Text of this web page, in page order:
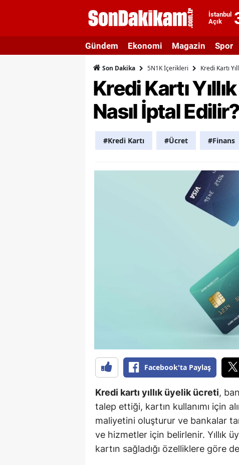
İstanbul
Açık
Ağrı
Artvin
Bingöl
Bitlis
Bolu
Çorum
Gündem Ekonomi Magazin Spor
Son Dakika 5N1K İçerikleri Kredi Kartı
Kredi Kartı
Nasıl İptal Edilir?
#Kredi Kartı #Ücret #Finans
Facebook'ta Paylaş
Kredi kartı yıllık üyelik ücreti,
talep ettiği, kartın kullanımı için
maliyetini oluşturur ve bankalar
ve hizmetler için belirlenir. Yıllık
kartın sağladığı özelliklere göre